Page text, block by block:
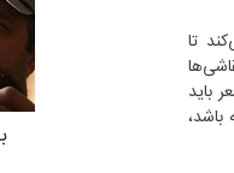
تا
باید